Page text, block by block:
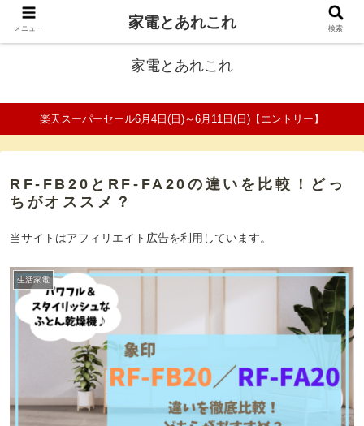
ファミリーの家電口コミ＆比較サイト
家電とあれこれ
楽天スーパーセール6月4日(日)～6月11日(日)【エントリー】
RF-FB20とRF-FA20の違いを比較！どっ
ちがオススメ？
当サイトはアフィリエイト広告を利用しています。
生活家電
メニュー 家電とあれこれ 検索